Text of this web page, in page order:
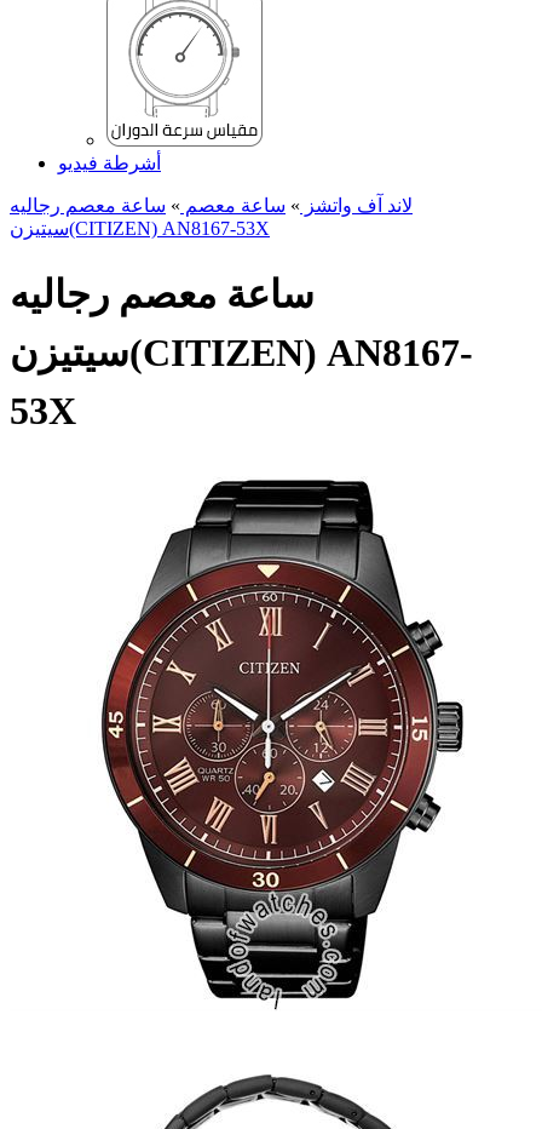
أشرطة فيديو
لاند آف واتشز » ساعة معصم » ساعة معصم رجالیه
سیتیزن(CITIZEN) AN8167-53X
ساعة معصم رجالیه
سیتیزن(CITIZEN) AN8167-
53X